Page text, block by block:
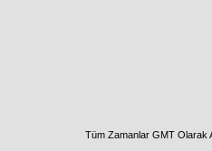
Tüm Zamanlar GMT Olarak